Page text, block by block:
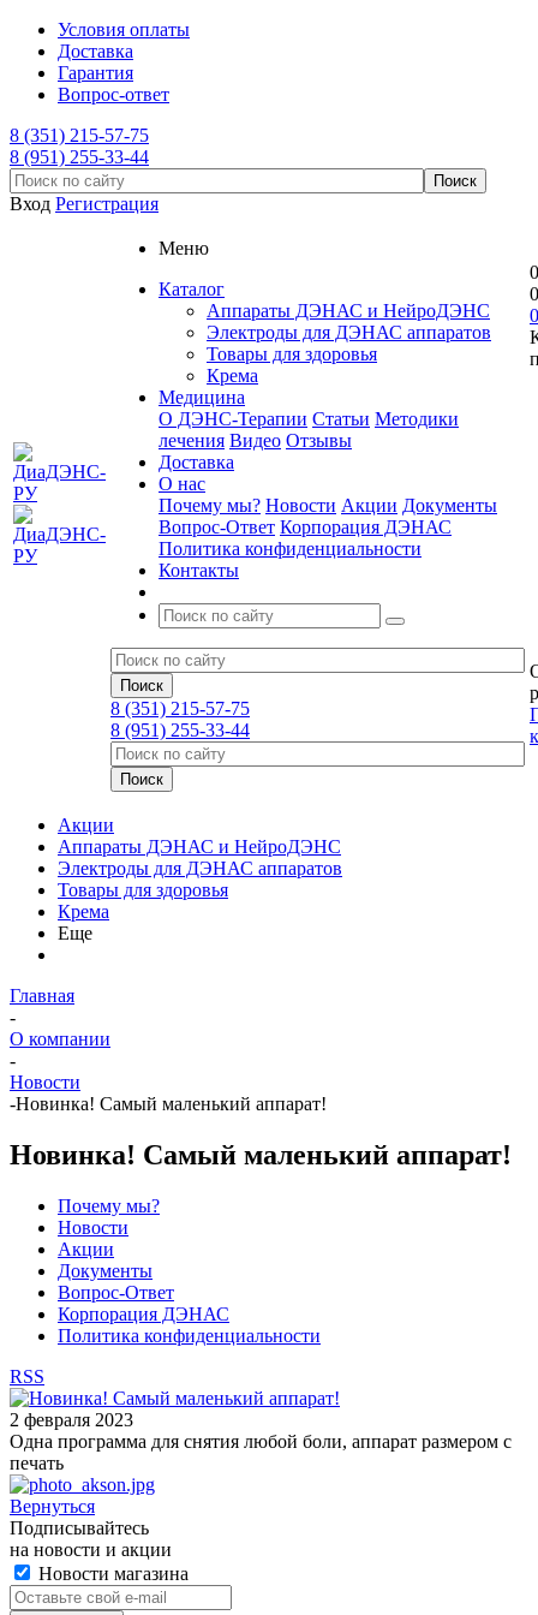
Условия оплаты
Доставка
Гарантия
Вопрос-ответ
8 (351) 215-57-75
8 (951) 255-33-44
Вход Регистрация
Меню
Каталог
Аппараты ДЭНАС и НейроДЭНС
Электроды для ДЭНАС аппаратов
Товары для здоровья
Крема
Медицина
О ДЭНС-Терапии Статьи Методики
лечения Видео Отзывы
Доставка
О нас
Почему мы? Новости Акции Документы
Вопрос-Ответ Корпорация ДЭНАС
Политика конфиденциальности
Контакты
8 (351) 215-57-75
8 (951) 255-33-44
0
0
0
Акции
Аппараты ДЭНАС и НейроДЭНС
Электроды для ДЭНАС аппаратов
Товары для здоровья
Крема
Еще
Главная
-
О компании
-
Новости
-Новинка! Самый маленький аппарат!
Новинка! Самый маленький аппарат!
Почему мы?
Новости
Акции
Документы
Вопрос-Ответ
Корпорация ДЭНАС
Политика конфиденциальности
RSS
2 февраля 2023
Одна программа для снятия любой боли, аппарат размером с
печать
Вернуться
Подписывайтесь
на новости и акции
Новости магазина